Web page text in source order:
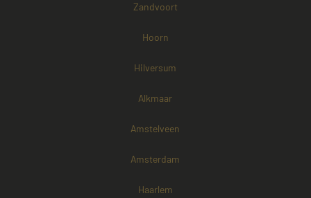
Zandvoort
Hoorn
Hilversum
Alkmaar
Amstelveen
Amsterdam
Haarlem